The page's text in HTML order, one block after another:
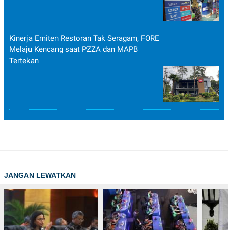
Kinerja Emiten Restoran Tak Seragam, FORE
Melaju Kencang saat PZZA dan MAPB
Tertekan
JANGAN LEWATKAN